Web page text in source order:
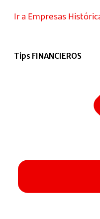
Ir a Empresas
Tips FINANCIEROS